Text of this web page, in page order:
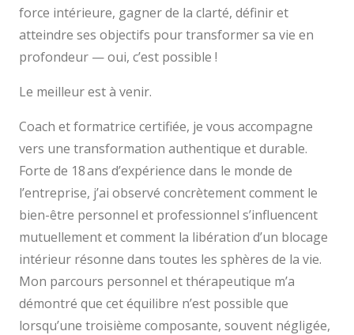
force intérieure, gagner de la clarté, définir et
atteindre ses objectifs pour transformer sa vie en
profondeur — oui, c’est possible !
Le meilleur est à venir.
Coach et formatrice certifiée, je vous accompagne
vers une transformation authentique et durable.
Forte de 18 ans d’expérience dans le monde de
l’entreprise, j’ai observé concrètement comment le
bien-être personnel et professionnel s’influencent
mutuellement et comment la libération d’un blocage
intérieur résonne dans toutes les sphères de la vie.
Mon parcours personnel et thérapeutique m’a
démontré que cet équilibre n’est possible que
lorsqu’une troisième composante, souvent négligée,